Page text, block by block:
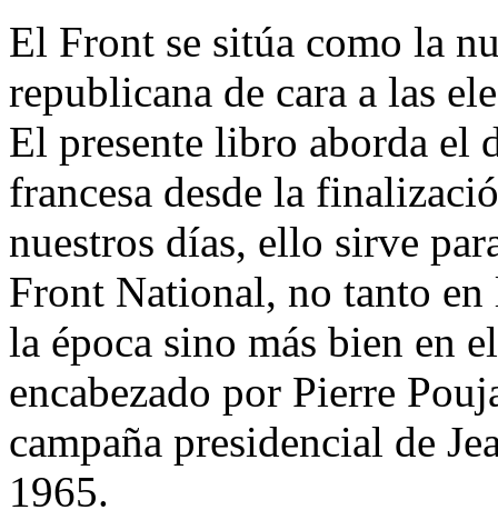
El Front se sitúa como la
republicana de cara a las
El presente libro aborda el
francesa desde la
nuestros días, ello sirve
Front National, no tanto en
la época sino más bien en
encabezado por Pierre
campaña presidencial de
1965.